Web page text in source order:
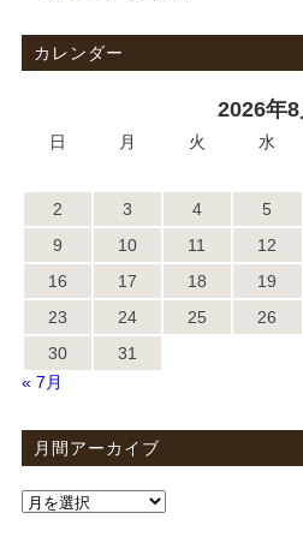
カレンダー
2026年8
日 月 火 水
2
3 4 5
9
10 11 12
16
17 18 19
23
24 25 26
30
31
« 7月
月間アーカイブ